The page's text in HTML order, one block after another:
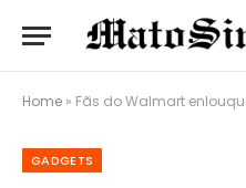
Home » Fãs do Walmart
GADGETS